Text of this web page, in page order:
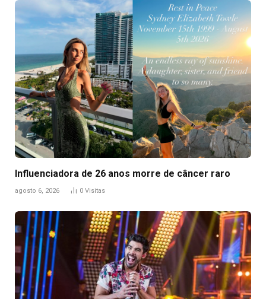
Influenciadora de 26 anos morre de câncer raro
agosto 6, 2026 0 Visitas